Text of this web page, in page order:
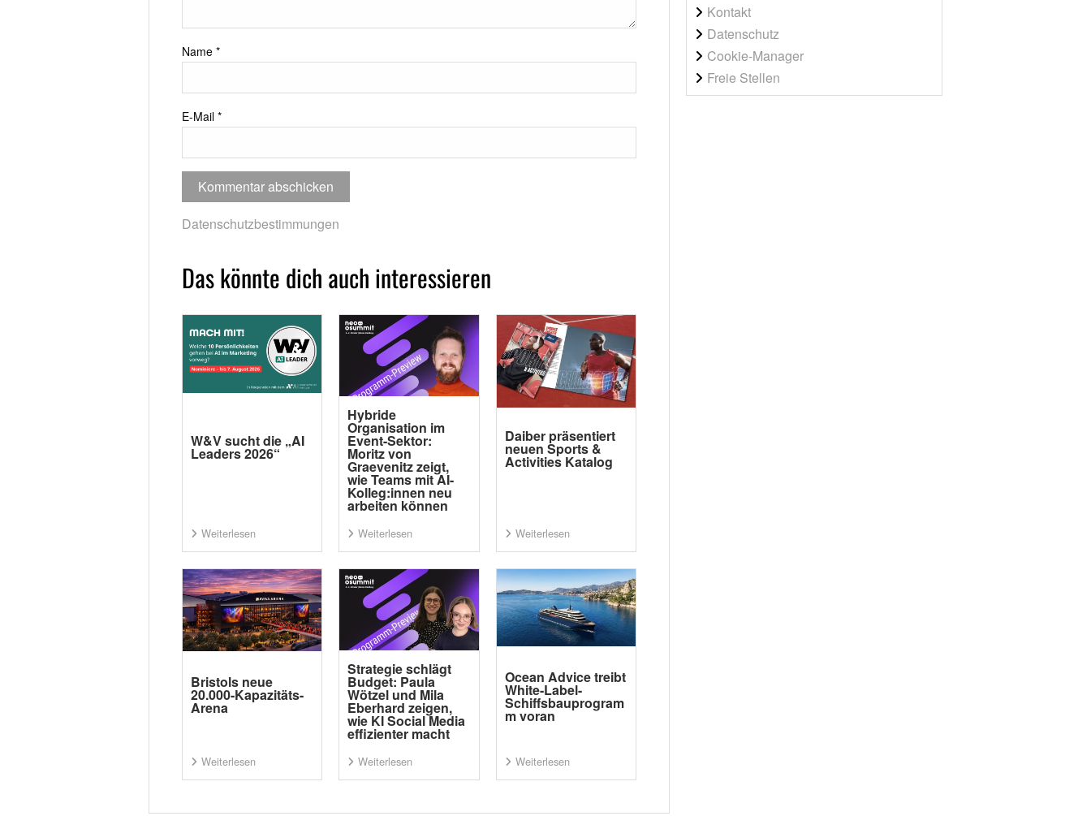
Name *
E-Mail *
Datenschutzbestimmungen
Das könnte dich auch interessieren
W&V sucht die „AI
Leaders 2026“
Weiterlesen
Hybride
Organisation im
Event-Sektor:
Moritz von
Graevenitz zeigt,
wie Teams mit AI-
Kolleg:innen neu
arbeiten können
Weiterlesen
Daiber präsentiert
neuen Sports &
Activities Katalog
Weiterlesen
Bristols neue
20.000-Kapazitäts-
Arena
Weiterlesen
Strategie schlägt
Budget: Paula
Wötzel und Mila
Eberhard zeigen,
wie KI Social Media
effizienter macht
Weiterlesen
Ocean Advice treibt
White-Label-
Schiffsbauprogram
m voran
Weiterlesen
Kontakt
Datenschutz
Cookie-Manager
Freie Stellen